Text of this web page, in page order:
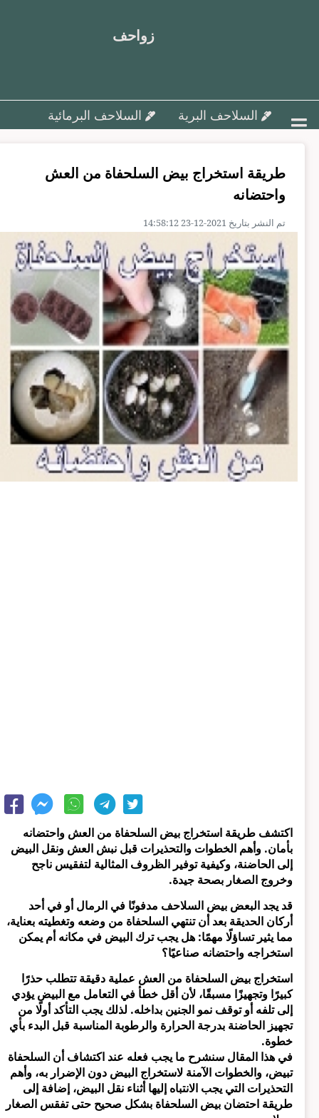
زواحف
السلاحف البرية السلاحف البرمائية
تزاوج وتفريخ السلاحف ورعاية البيض
السلاحف البحرية
مقالات متنوعة
طريقة استخراج بيض السلحفاة من العش
واحتضانه
تم النشر بتاريخ 2021-12-23 14:58:12
اكتشف طريقة استخراج بيض السلحفاة من العش واحتضانه
بأمان. وأهم الخطوات والتحذيرات قبل نبش العش ونقل البيض
إلى الحاضنة، وكيفية توفير الظروف المثالية لتفقيس ناجح
وخروج الصغار بصحة جيدة.
قد يجد البعض بيض السلاحف مدفونًا في الرمال أو في أحد
أركان الحديقة بعد أن تنتهي السلحفاة من وضعه وتغطيته بعناية،
مما يثير تساؤلًا مهمًا: هل يجب ترك البيض في مكانه أم يمكن
استخراجه واحتضانه صناعيًا؟
استخراج بيض السلحفاة من العش عملية دقيقة تتطلب حذرًا
كبيرًا وتجهيزًا مسبقًا، لأن أقل خطأ في التعامل مع البيض يؤدي
إلى تلفه أو توقف نمو الجنين بداخله. لذلك يجب التأكد أولًا من
تجهيز الحاضنة بدرجة الحرارة والرطوبة المناسبة قبل البدء بأي
خطوة.
في هذا المقال سنشرح ما يجب فعله عند اكتشاف أن السلحفاة
تبيض، والخطوات الآمنة لاستخراج البيض دون الإضرار به، وأهم
التحذيرات التي يجب الانتباه إليها أثناء نقل البيض، إضافة إلى
طريقة احتضان بيض السلحفاة بشكل صحيح حتى تفقس الصغار